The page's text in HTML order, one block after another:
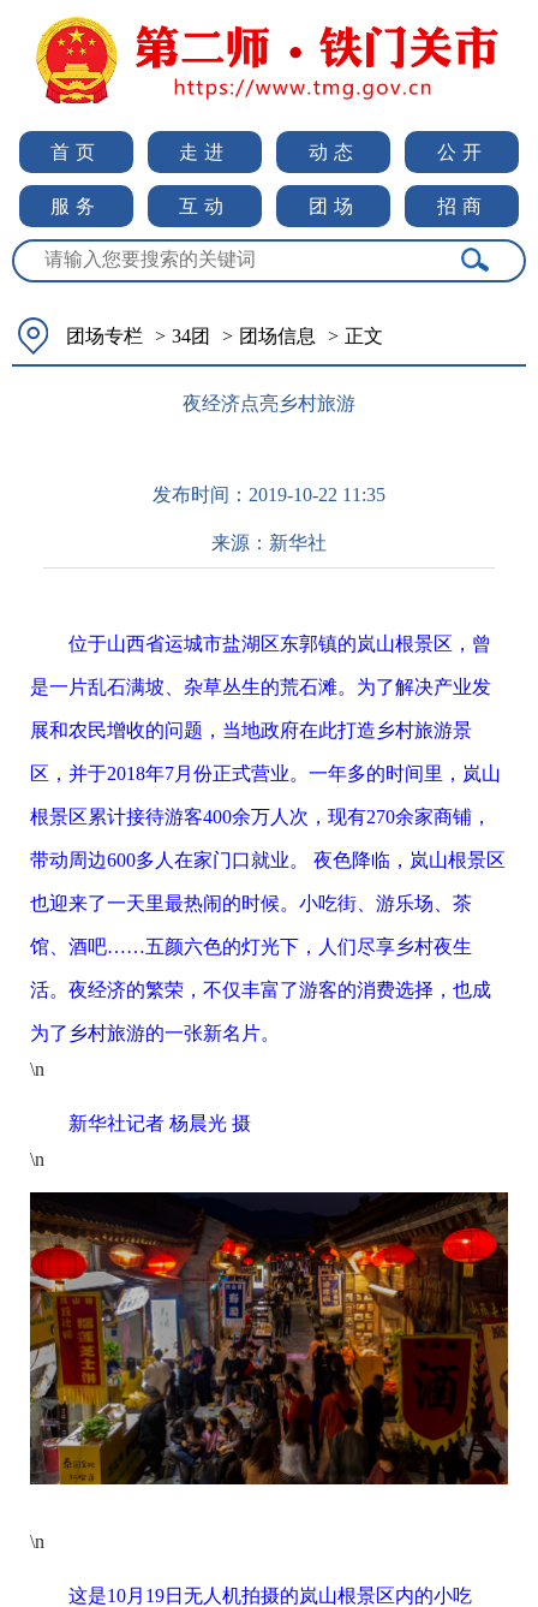
首页 走进 动态 公开
服务 互动 团场 招商
团场专栏 > 34团 > 团场信息 > 正文
夜经济点亮乡村旅游
发布时间： 2019-10-22 11:35
来源： 新华社
位于山西省运城市盐湖区东郭镇的岚山根景区，曾
是一片乱石满坡、杂草丛生的荒石滩。为了解决产业发
展和农民增收的问题，当地政府在此打造乡村旅游景
区，并于2018年7月份正式营业。一年多的时间里，岚山
根景区累计接待游客400余万人次，现有270余家商铺，
带动周边600多人在家门口就业。 夜色降临，岚山根景区
也迎来了一天里最热闹的时候。小吃街、游乐场、茶
馆、酒吧……五颜六色的灯光下，人们尽享乡村夜生
活。夜经济的繁荣，不仅丰富了游客的消费选择，也成
为了乡村旅游的一张新名片。
\n
新华社记者 杨晨光 摄
\n
\n
这是10月19日无人机拍摄的岚山根景区内的小吃